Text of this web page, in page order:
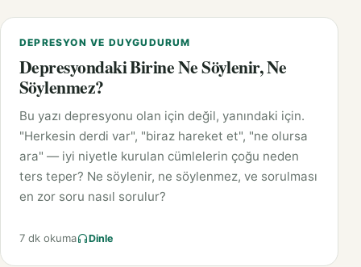
DEPRESYON VE DUYGUDURUM
Depresyondaki Birine Ne Söylenir, Ne
Söylenmez?
Bu yazı depresyonu olan için değil, yanındaki için.
"Herkesin derdi var", "biraz hareket et", "ne olursa
ara" — iyi niyetle kurulan cümlelerin çoğu neden
ters teper? Ne söylenir, ne söylenmez, ve sorulması
en zor soru nasıl sorulur?
7 dk okuma Dinle